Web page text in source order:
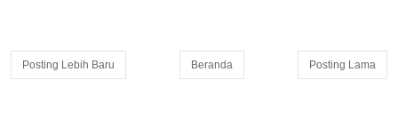
Posting Lebih Baru Posting Lama
Beranda